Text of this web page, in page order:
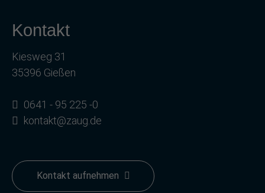
Kontakt
Kiesweg 31
35396 Gießen
0641 - 95 225 -0
kontakt@zaug.de
Kontakt aufnehmen